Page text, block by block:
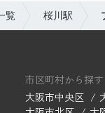
覧 桜川駅
市区町村から探す
大阪市中央区